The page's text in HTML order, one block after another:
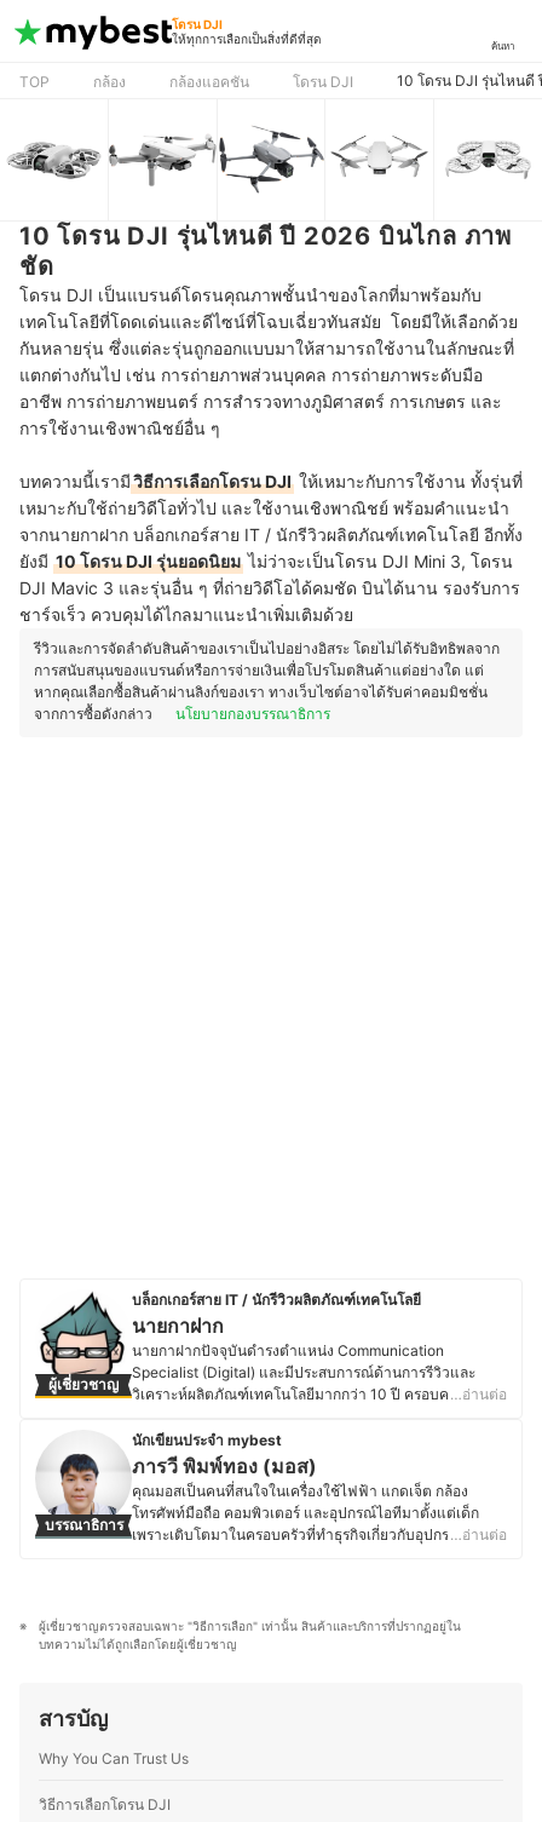
โดรน DJI
ให้ทุกการเลือกเป็นสิ่งที่ดีที่สุด
ค้นหา
TOP กล้อง กล้องแอคชัน โดรน DJI 10 โดรน DJI รุ่นไหน
10 โดรน DJI รุ่นไหนดี ปี 2026 บินไกล ภาพ
ชัด
โดรน DJI เป็นแบรนด์โดรนคุณภาพชั้นนำของโลกที่มาพร้อมกับ
เทคโนโลยีที่โดดเด่นและดีไซน์ที่โฉบเฉี่ยวทันสมัย โดยมีให้เลือกด้วย
กันหลายรุ่น ซึ่งแต่ละรุ่นถูกออกแบบมาให้สามารถใช้งานในลักษณะที่
แตกต่างกันไป เช่น การถ่ายภาพส่วนบุคคล การถ่ายภาพระดับมือ
อาชีพ การถ่ายภาพยนตร์ การสำรวจทางภูมิศาสตร์ การเกษตร และ
การใช้งานเชิงพาณิชย์อื่น ๆ
บทความนี้เรามีวิธีการเลือกโดรน DJI ให้เหมาะกับการใช้งาน ทั้งรุ่นที่
เหมาะกับใช้ถ่ายวิดีโอทั่วไป และใช้งานเชิงพาณิชย์ พร้อมคำแนะนำ
จากนายกาฝาก บล็อกเกอร์สาย IT / นักรีวิวผลิตภัณฑ์เทคโนโลยี อีกทั้ง
ยังมี 10 โดรน DJI รุ่นยอดนิยม ไม่ว่าจะเป็นโดรน DJI Mini 3, โดรน
DJI Mavic 3 และรุ่นอื่น ๆ ที่ถ่ายวิดีโอได้คมชัด บินได้นาน รองรับการ
ชาร์จเร็ว ควบคุมได้ไกลมาแนะนำเพิ่มเติมด้วย
รีวิวและการจัดลำดับสินค้าของเราเป็นไปอย่างอิสระ โดยไม่ได้รับอิทธิพลจาก
การสนับสนุนของแบรนด์หรือการจ่ายเงินเพื่อโปรโมตสินค้าแต่อย่างใด แต่
หากคุณเลือกซื้อสินค้าผ่านลิงก์ของเรา ทางเว็บไซต์อาจได้รับค่าคอมมิชชั่น
จากการซื้อดังกล่าว
นโยบายกองบรรณาธิการ
ผู้เชี่ยวชาญ
บล็อกเกอร์สาย IT / นักรีวิวผลิตภัณฑ์เทคโนโลยี
นายกาฝาก
นายกาฝากปัจจุบันดำรงตำแหน่ง Communication
Specialist (Digital) และมีประสบการณ์ด้านการรีวิวและ
วิเคราะห์ผลิตภัณฑ์เทคโนโลยีมากกว่า 10 ปี ครอบคลุมตั้งแต่
ระดับองค์กรอย่าง NAS โดยมุ่งเน้นการให้ข้อมูลที่รอบด้าน
ชัดเจน และเป็นกลาง เพื่อสนับสนุนการตัดสินใจที่เหมาะสม
สำหรับผู้บริโภค โดยสำเร็จการศึกษาระดับปริญญาตรี
วิศวกรรมศาสตร์อิเล็กทรอนิกส์ จากมหาวิทยาลัยอัสสัมชัญ
และเคยศึกษาต่อในระดับปริญญาโทด้านจิตวิทยา
อุตสาหกรรมและองค์การ มีประสบการณ์ทำงานด้าน
วิทยากรรับเชิญในหัวข้อเทคโนโลยี การตลาดดิจิทัล และแนว
โน้มผู้บริโภค อีกทั้งยังมีผลงานหนังสือด้านเทคโนโลยีที่ติด
…อ่านต่อ
บรรณาธิการ
นักเขียนประจำ mybest
ภารวี พิมพ์ทอง (มอส)
คุณมอสเป็นคนที่สนใจในเครื่องใช้ไฟฟ้า แกดเจ็ต กล้อง
โทรศัพท์มือถือ คอมพิวเตอร์ และอุปกรณ์ไอทีมาตั้งแต่เด็ก
เพราะเติบโตมาในครอบครัวที่ทำธุรกิจเกี่ยวกับอุปกรณ์
การอัปเดตข้อมูลสินค้าไอทีแล้ว คุณมอสยังชื่นชอบงานช่าง
และ DIY โดยมักซ่อมแซมอุปกรณ์อิเล็กทรอนิกส์และเครื่องใช้
สนุกกับการแบ่งปันความรู้เกี่ยวกับเทคโนโลยีและอุปกรณ์ไอที
สามารถเลือกอุปกรณ์ที่เหมาะสมกับการใช้งานของตนเองได้
…อ่านต่อ
ผู้เชี่ยวชาญตรวจสอบเฉพาะ "วิธีการเลือก" เท่านั้น สินค้าและบริการที่ปรากฏอยู่ใน
บทความไม่ได้ถูกเลือกโดยผู้เชี่ยวชาญ
สารบัญ
Why You Can Trust Us
วิธีการเลือกโดรน DJI